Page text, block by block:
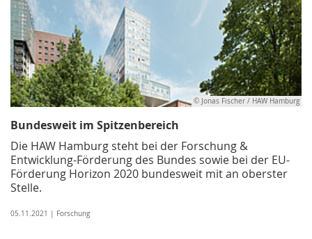
© Jonas Fischer / HAW Hamburg
Bundesweit im Spitzenbereich
Die HAW Hamburg steht bei der Forschung &
Entwicklung-Förderung des Bundes sowie bei der EU-
Förderung Horizon 2020 bundesweit mit an oberster
Stelle.
05.11.2021 | Forschung